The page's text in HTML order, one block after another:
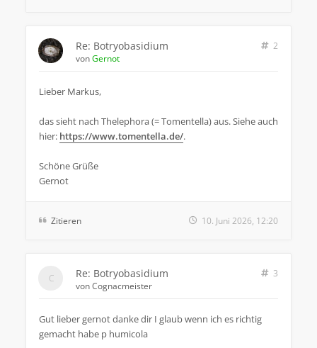
Re: Botryobasidium
2
vonGernot
Lieber Markus,
das sieht nach Thelephora (= Tomentella) aus. Siehe auch
hier: https://www.tomentella.de/.
Schöne Grüße
Gernot
Zitieren 10. Juni 2026, 12:20
Re: Botryobasidium
3
vonCognacmeister
Gut lieber gernot danke dir I glaub wenn ich es richtig
gemacht habe p humicola